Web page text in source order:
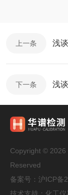
上一条 浅
下一条 浅
Copyright © 2026
Reserved
备案号： 沪ICP备